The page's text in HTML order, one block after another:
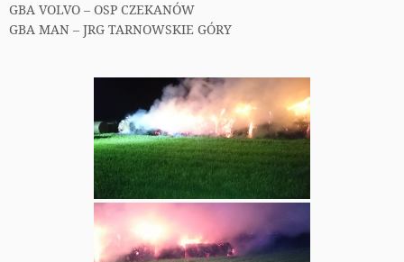
GBA VOLVO – OSP CZEKANÓW
GBA MAN – JRG TARNOWSKIE GÓRY